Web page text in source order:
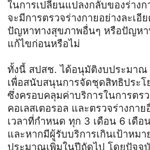
ในการเปลี่ยนแปลงกลับของร่าง
จะมีการตรวจร่างกายอย่างละเอี
ปัญหาทางสุขภาพอื่นๆ หรือปัญหา
แก้ไขก่อนหรือไม่
ทั้งนี้ สปสช. ได้อนุมัติงบประมาณ
เพื่อสนับสนุนการจัดชุดสิทธิประโ
ซึ่งครอบคลุมค่าบริการในการตร
คอเลสเตอรอล และตรวจร่างกา
เวลาที่กำหนด ทุก 3 เดือน 6 เดือ
และหากมีผู้รับบริการเกินเป้าหมา
ประมาณเพิ่มในปีถัดไป โดยปัจจุ